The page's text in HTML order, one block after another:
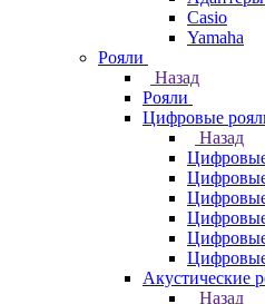
Casio
Yamaha
Рояли
Назад
Рояли
Цифровые
Назад
Акустические
Назад